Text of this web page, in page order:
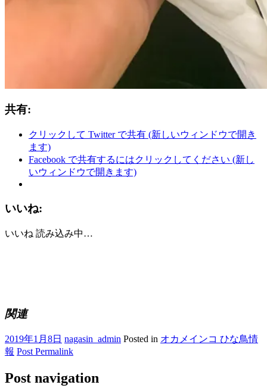
共有:
クリックして Twitter で共有 (新しいウィンドウで開き
ます)
Facebook で共有するにはクリックしてください (新し
いウィンドウで開きます)
いいね:
いいね 読み込み中…
関連
2019年1月8日 nagasin_admin Posted in オカメインコ ひな鳥情
報 Post Permalink
Post navigation